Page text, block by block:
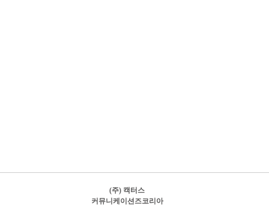
(주) 캑터스
커뮤니케이션즈코리아